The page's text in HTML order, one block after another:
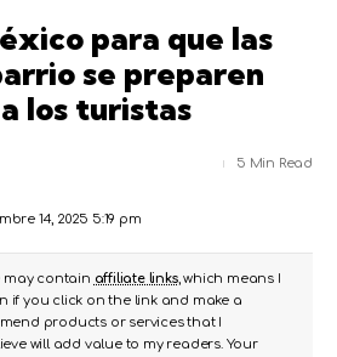
para que las
se preparen
los turistas
14, 2025 5:19 pm
5 Min Read
may contain affiliate links, which means I
if you click on the link and make a
products or services that I
will add value to my readers. Your